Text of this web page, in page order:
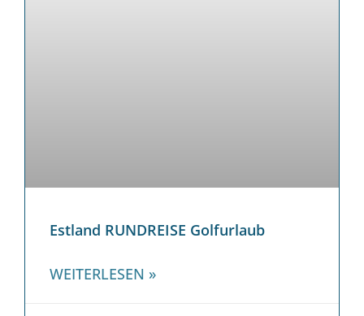
Estland RUNDREISE Golfurlaub
WEITERLESEN »